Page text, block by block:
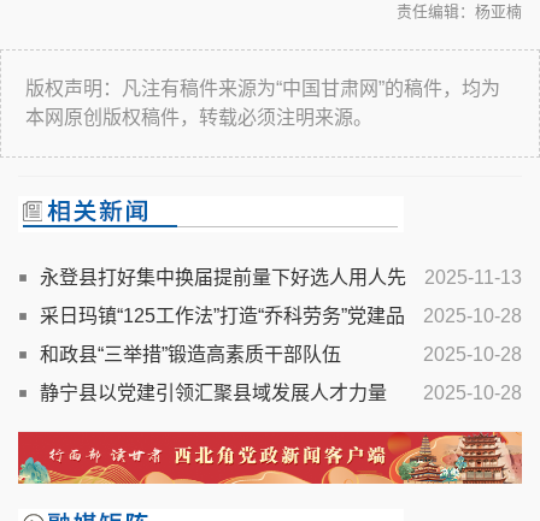
责任编辑：杨亚楠
版权声明：凡注有稿件来源为“中国甘肃网”的稿件，均为
本网原创版权稿件，转载必须注明来源。
2025-11-13
永登县打好集中换届提前量下好选人用人先
手棋
2025-10-28
采日玛镇“125工作法”打造“乔科劳务”党建品
牌
2025-10-28
和政县“三举措”锻造高素质干部队伍
2025-10-28
静宁县以党建引领汇聚县域发展人才力量